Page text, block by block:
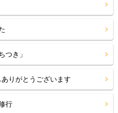
つき」
りがとうございます
行